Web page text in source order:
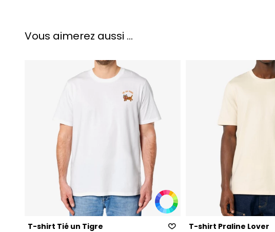
Vous aimerez aussi ...
T-shirt Tié un Tigre
T-shirt Praline Lover